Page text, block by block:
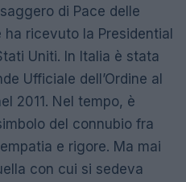
di Pace delle
ricevuto la Presidential
Uniti. In Italia è stata
Ufficiale dell’Ordine al
2011. Nel tempo, è
del connubio fra
e rigore. Ma mai
con cui si sedeva